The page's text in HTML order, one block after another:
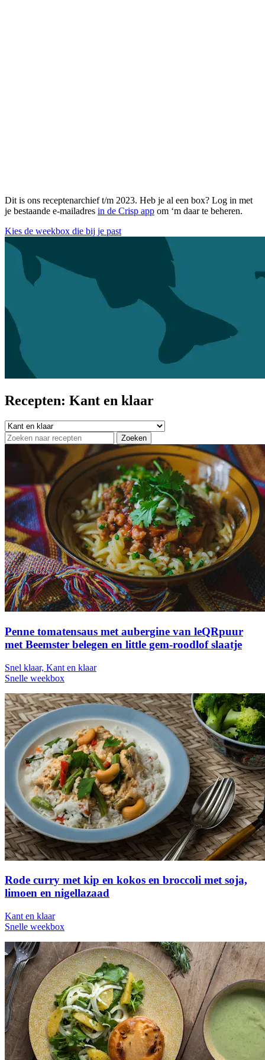
Dit is ons receptenarchief t/m 2023. Heb je al een box? Log in met
je bestaande e-mailadres in de Crisp app om ‘m daar te beheren.
Kies de weekbox die bij je past
Recepten: Kant en klaar
Zoeken
Penne tomatensaus met aubergine van leQRpuur
met Beemster belegen en little gem-roodlof slaatje
Snel klaar, Kant en klaar
Snelle weekbox
Rode curry met kip en kokos en broccoli met soja,
limoen en nigellazaad
Kant en klaar
Snelle weekbox